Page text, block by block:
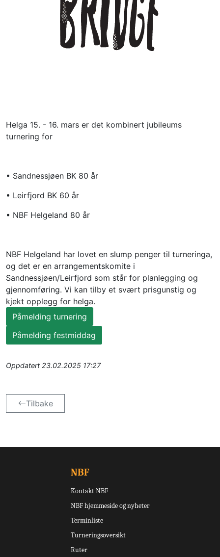
Helga 15. - 16. mars er det kombinert jubileums
turnering for
• Sandnessjøen BK 80 år
• Leirfjord BK 60 år
• NBF Helgeland 80 år
NBF Helgeland har lovet en slump penger til turneringa,
og det er en arrangementskomite i
Sandnessjøen/Leirfjord som står for planlegging og
gjennomføring. Vi kan tilby et svært prisgunstig og
kjekt opplegg for helga.
Påmelding turnering
Påmelding festmiddag
Oppdatert 23.02.2025 17:27
Tilbake
NBF
Kontakt NBF
NBF hjemmeside og nyheter
Terminliste
Turneringsoversikt
Ruter